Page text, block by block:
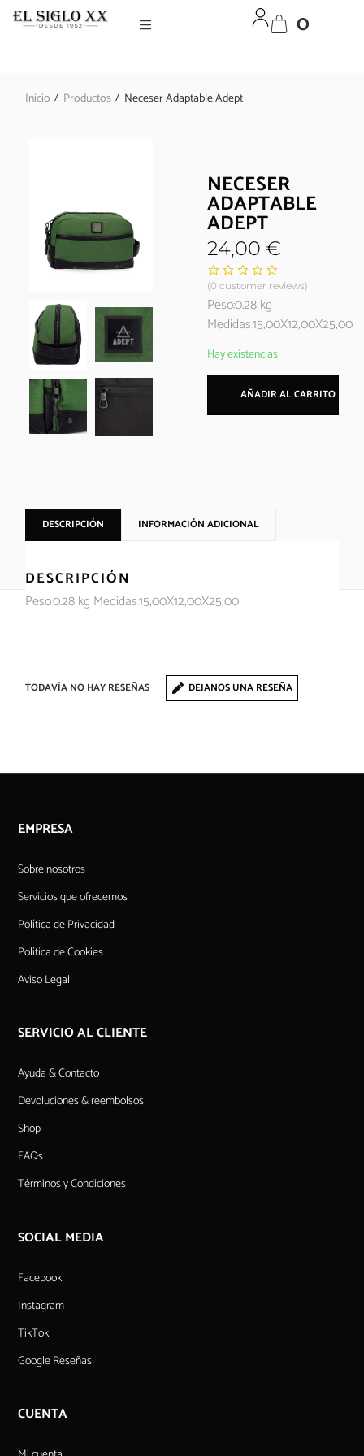
0
Inicio / Productos / Neceser Adaptable Adept
NECESER
ADAPTABLE
ADEPT
24,00€
(0 customer reviews)
Peso:0.28 kg
Medidas:15,00X12,00X25,00
Hay existencias
AÑADIR AL CARRITO
DESCRIPCIÓN INFORMACIÓN ADICIONAL
DESCRIPCIÓN
Peso:0.28 kg Medidas:15,00X12,00X25,00
TODAVÍA NO HAY RESEÑAS DEJANOS UNA RESEÑA
EMPRESA
Sobre nosotros
Servicios que ofrecemos
Política de Privacidad
Política de Cookies
Aviso Legal
SERVICIO AL CLIENTE
Ayuda & Contacto
Devoluciones & reembolsos
Shop
FAQs
Términos y Condiciones
SOCIAL MEDIA
Facebook
Instagram
TikTok
Google Reseñas
CUENTA